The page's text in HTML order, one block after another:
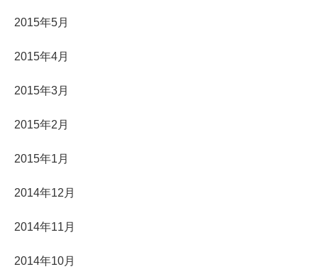
2015年5月
2015年4月
2015年3月
2015年2月
2015年1月
2014年12月
2014年11月
2014年10月